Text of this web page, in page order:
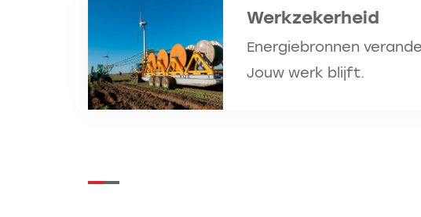
Werkzekerheid
Energiebronnen
Jouw werk blijft.